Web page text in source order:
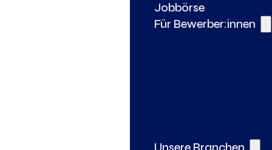
Jobbörse
Für Bewerber:innen